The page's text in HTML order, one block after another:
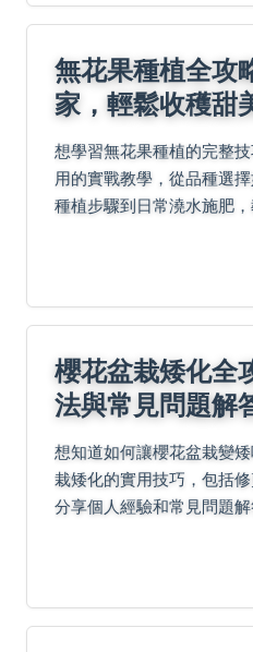
無花果種植全攻
家，輕鬆收穫甜
想學習無花果種植的完整
用的實戰教學，從品種選
種植步驟到日常澆水施肥
櫻花盆栽矮化全
法與常見問題解
想知道如何讓櫻花盆栽變
栽矮化的實用技巧，包括
分享個人經驗和常見問題